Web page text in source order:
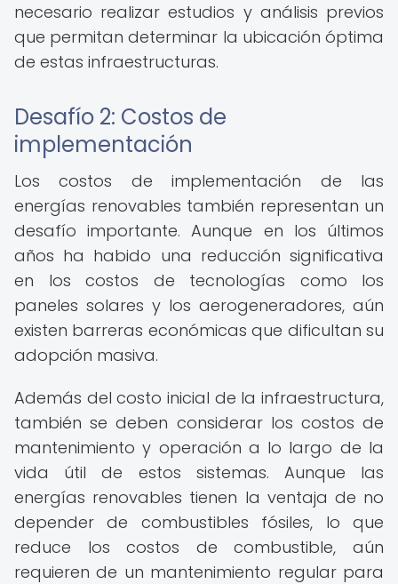
necesario realizar estudios y análisis previos
que permitan determinar la ubicación óptima
de estas infraestructuras.
Desafío 2: Costos de
implementación
Los costos de implementación de las
energías renovables también representan un
desafío importante. Aunque en los últimos
años ha habido una reducción significativa
en los costos de tecnologías como los
paneles solares y los aerogeneradores, aún
existen barreras económicas que dificultan su
adopción masiva.
Además del costo inicial de la infraestructura,
también se deben considerar los costos de
mantenimiento y operación a lo largo de la
vida útil de estos sistemas. Aunque las
energías renovables tienen la ventaja de no
depender de combustibles fósiles, lo que
reduce los costos de combustible, aún
requieren de un mantenimiento regular para